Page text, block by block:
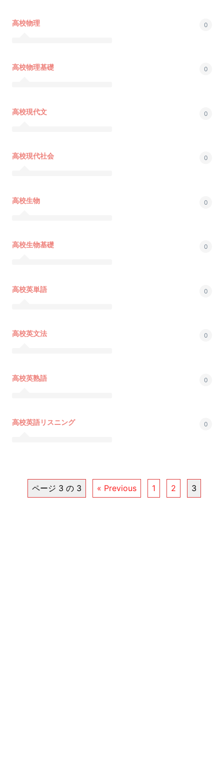
高校物理 0
高校物理基礎 0
高校現代文 0
高校現代社会 0
高校生物 0
高校生物基礎 0
高校英単語 0
高校英文法 0
高校英熟語 0
高校英語リスニング 0
ページ 3 の 3 « Previous 1 2 3